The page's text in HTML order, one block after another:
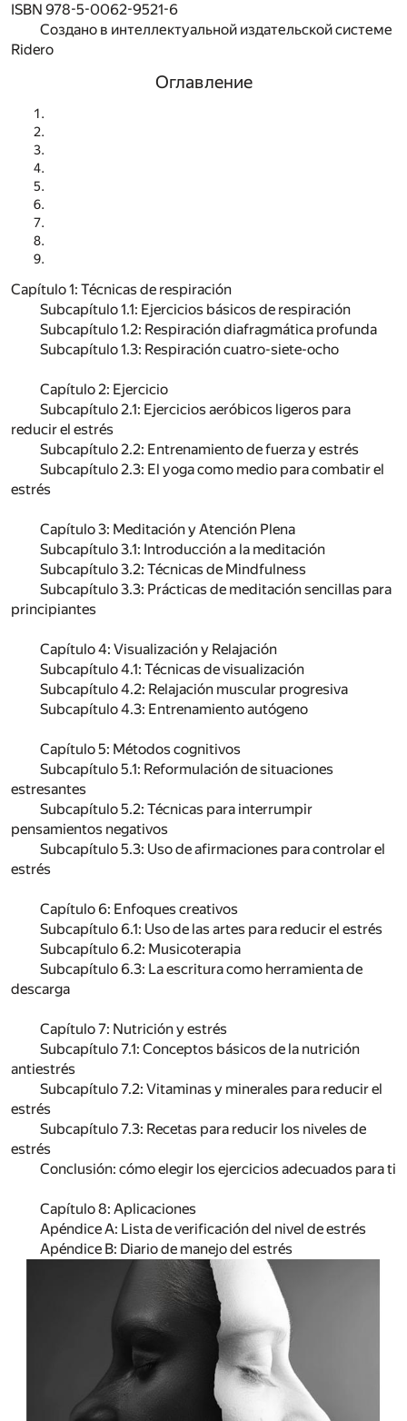
ISBN 978-5-0062-9521-6
Создано в интеллектуальной издательской системе
Ridero
Оглавление
Capítulo 1: Técnicas de respiración
Subcapítulo 1.1: Ejercicios básicos de respiración
Subcapítulo 1.2: Respiración diafragmática profunda
Subcapítulo 1.3: Respiración cuatro-siete-ocho
Capítulo 2: Ejercicio
Subcapítulo 2.1: Ejercicios aeróbicos ligeros para
reducir el estrés
Subcapítulo 2.2: Entrenamiento de fuerza y estrés
Subcapítulo 2.3: El yoga como medio para combatir el
estrés
Capítulo 3: Meditación y Atención Plena
Subcapítulo 3.1: Introducción a la meditación
Subcapítulo 3.2: Técnicas de Mindfulness
Subcapítulo 3.3: Prácticas de meditación sencillas para
principiantes
Capítulo 4: Visualización y Relajación
Subcapítulo 4.1: Técnicas de visualización
Subcapítulo 4.2: Relajación muscular progresiva
Subcapítulo 4.3: Entrenamiento autógeno
Capítulo 5: Métodos cognitivos
Subcapítulo 5.1: Reformulación de situaciones
estresantes
Subcapítulo 5.2: Técnicas para interrumpir
pensamientos negativos
Subcapítulo 5.3: Uso de afirmaciones para controlar el
estrés
Capítulo 6: Enfoques creativos
Subcapítulo 6.1: Uso de las artes para reducir el estrés
Subcapítulo 6.2: Musicoterapia
Subcapítulo 6.3: La escritura como herramienta de
descarga
Capítulo 7: Nutrición y estrés
Subcapítulo 7.1: Conceptos básicos de la nutrición
antiestrés
Subcapítulo 7.2: Vitaminas y minerales para reducir el
estrés
Subcapítulo 7.3: Recetas para reducir los niveles de
estrés
Conclusión: cómo elegir los ejercicios adecuados para ti
Capítulo 8: Aplicaciones
Apéndice A: Lista de verificación del nivel de estrés
Apéndice B: Diario de manejo del estrés